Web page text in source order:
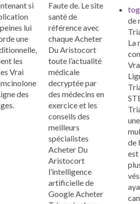
si
lui
une
les
Vrai
des
Faute de. Le site
santé de
référence avec
chaque Acheter
Du Aristocort
toute l’actualité
médicale
decryptée par
des médecins en
exercice et les
conseils des
meilleurs
spécialistes
Acheter Du
Aristocort
l’intelligence
artificielle de
Google Acheter
de
La
de
est